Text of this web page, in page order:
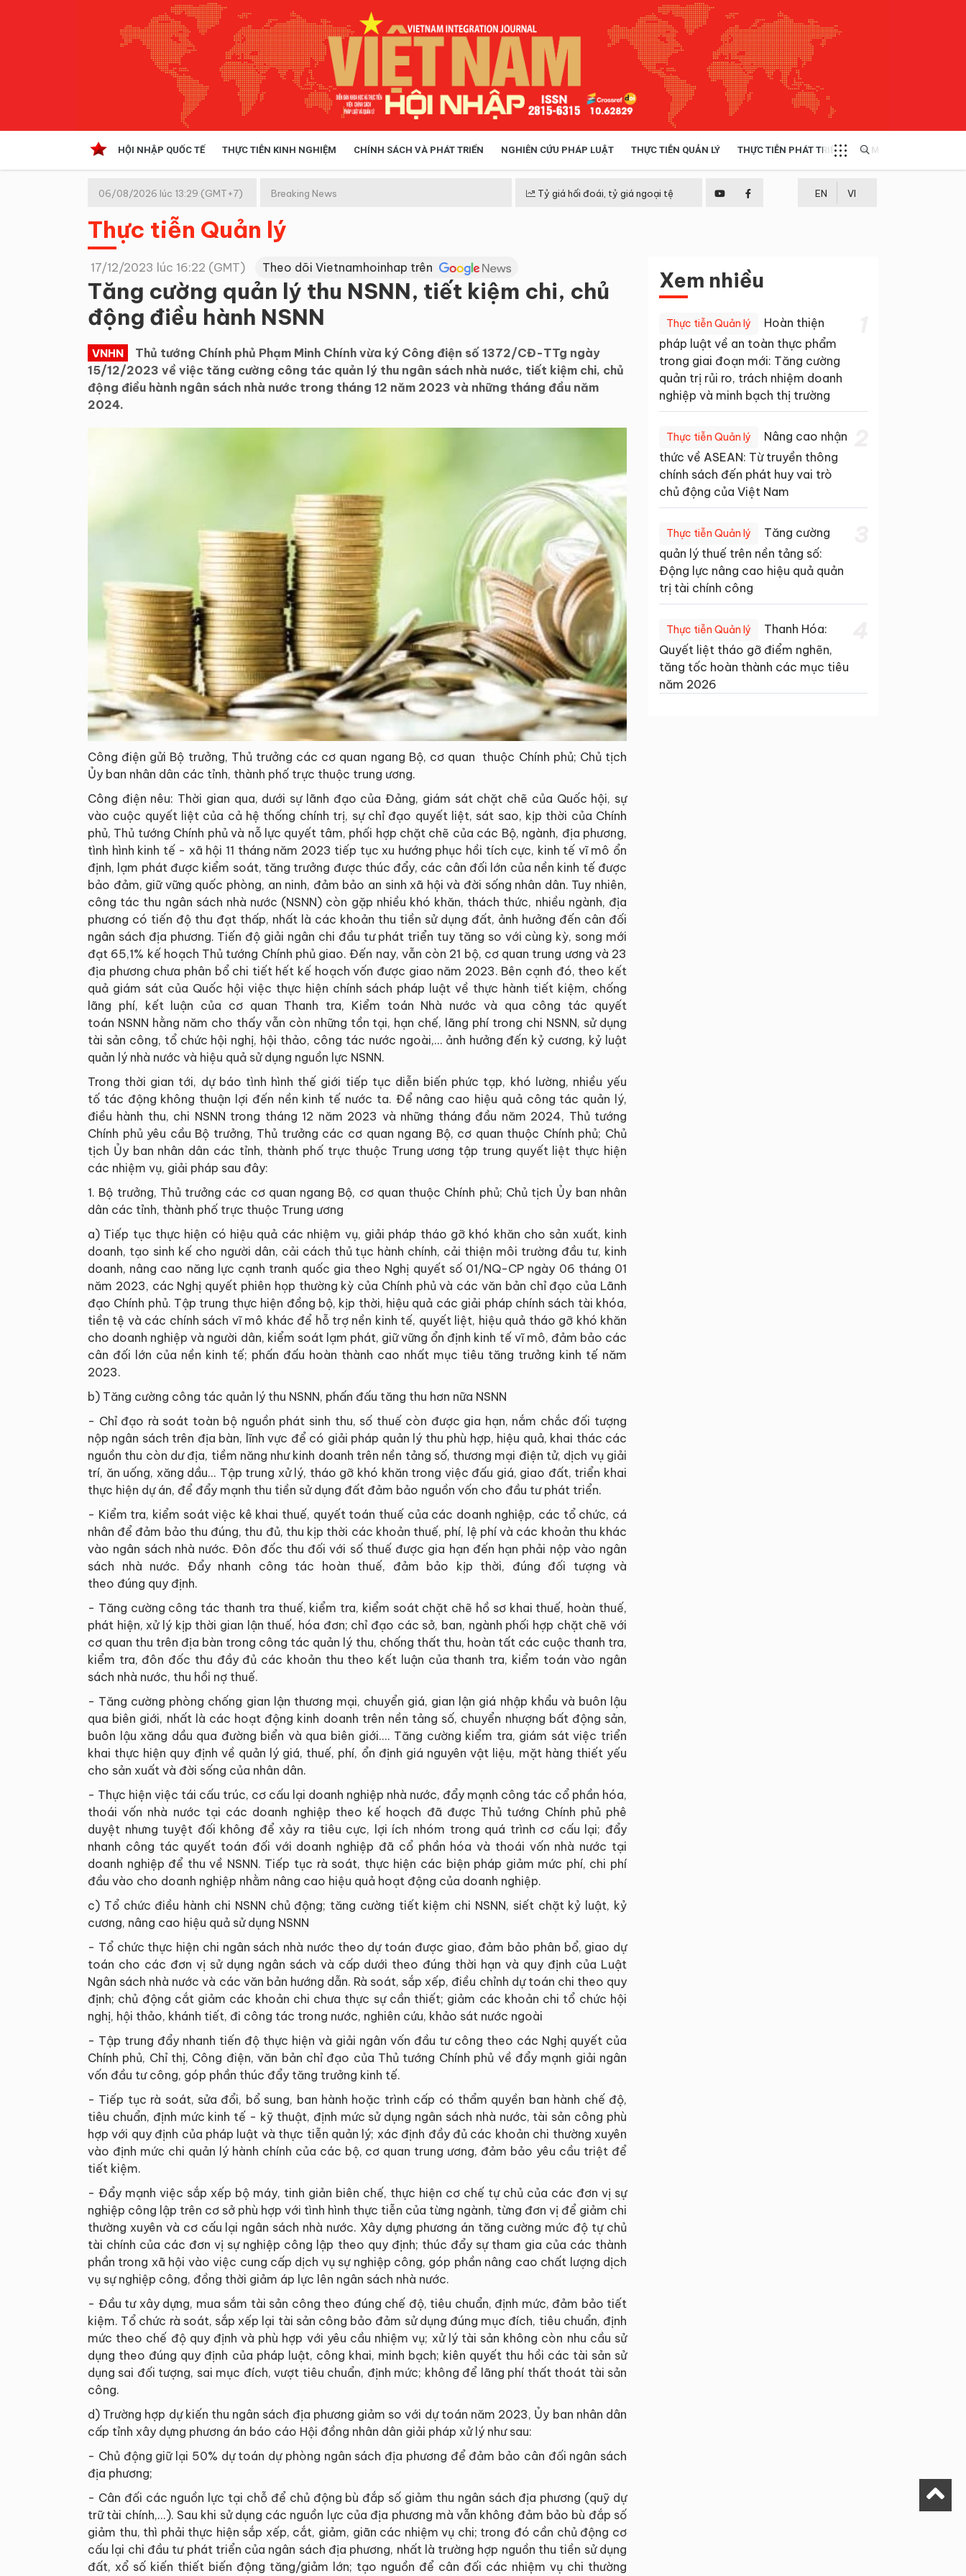
HỘI NHẬP QUỐC TẾ THỰC TIỄN KINH NGHIỆM CHÍNH SÁCH VÀ PHÁT TRIỂN NGHIÊN CỨU PHÁP LUẬT THỰC TIỄN QUẢN LÝ THỰC TIỄN PHÁT TRIỂN MULTIMEDIA
Kinh tế hội nhập
Doanh nghiệp
06/08/2026 lúc 13:29 (GMT+7) Breaking News Tỷ giá hối đoái, tỷ giá ngoại tệ EN VI
Thực tiễn Quản lý
17/12/2023 lúc 16:22 (GMT) Theo dõi Vietnamhoinhap trên
Tăng cường quản lý thu NSNN, tiết kiệm chi, chủ
động điều hành NSNN
VNHN
Thủ tướng Chính phủ Phạm Minh Chính vừa ký Công điện số 1372/CĐ-TTg ngày
15/12/2023 về việc tăng cường công tác quản lý thu ngân sách nhà nước, tiết kiệm chi, chủ
động điều hành ngân sách nhà nước trong tháng 12 năm 2023 và những tháng đầu năm
2024.
Công điện gửi Bộ trưởng, Thủ trưởng các cơ quan ngang Bộ, cơ quan thuộc Chính phủ; Chủ tịch
Ủy ban nhân dân các tỉnh, thành phố trực thuộc trung ương.
Công điện nêu: Thời gian qua, dưới sự lãnh đạo của Đảng, giám sát chặt chẽ của Quốc hội, sự
vào cuộc quyết liệt của cả hệ thống chính trị, sự chỉ đạo quyết liệt, sát sao, kịp thời của Chính
phủ, Thủ tướng Chính phủ và nỗ lực quyết tâm, phối hợp chặt chẽ của các Bộ, ngành, địa phương,
tình hình kinh tế - xã hội 11 tháng năm 2023 tiếp tục xu hướng phục hồi tích cực, kinh tế vĩ mô ổn
định, lạm phát được kiểm soát, tăng trưởng được thúc đẩy, các cân đối lớn của nền kinh tế được
bảo đảm, giữ vững quốc phòng, an ninh, đảm bảo an sinh xã hội và đời sống nhân dân. Tuy nhiên,
công tác thu ngân sách nhà nước (NSNN) còn gặp nhiều khó khăn, thách thức, nhiều ngành, địa
phương có tiến độ thu đạt thấp, nhất là các khoản thu tiền sử dụng đất, ảnh hưởng đến cân đối
ngân sách địa phương. Tiến độ giải ngân chi đầu tư phát triển tuy tăng so với cùng kỳ, song mới
đạt 65,1% kế hoạch Thủ tướng Chính phủ giao. Đến nay, vẫn còn 21 bộ, cơ quan trung ương và 23
địa phương chưa phân bổ chi tiết hết kế hoạch vốn được giao năm 2023. Bên cạnh đó, theo kết
quả giám sát của Quốc hội việc thực hiện chính sách pháp luật về thực hành tiết kiệm, chống
lãng phí, kết luận của cơ quan Thanh tra, Kiểm toán Nhà nước và qua công tác quyết
toán NSNN hằng năm cho thấy vẫn còn những tồn tại, hạn chế, lãng phí trong chi NSNN, sử dụng
tài sản công, tổ chức hội nghị, hội thảo, công tác nước ngoài,… ảnh hưởng đến kỷ cương, kỷ luật
quản lý nhà nước và hiệu quả sử dụng nguồn lực NSNN.
Trong thời gian tới, dự báo tình hình thế giới tiếp tục diễn biến phức tạp, khó lường, nhiều yếu
tố tác động không thuận lợi đến nền kinh tế nước ta. Để nâng cao hiệu quả công tác quản lý,
điều hành thu, chi NSNN trong tháng 12 năm 2023 và những tháng đầu năm 2024, Thủ tướng
Chính phủ yêu cầu Bộ trưởng, Thủ trưởng các cơ quan ngang Bộ, cơ quan thuộc Chính phủ; Chủ
tịch Ủy ban nhân dân các tỉnh, thành phố trực thuộc Trung ương tập trung quyết liệt thực hiện
các nhiệm vụ, giải pháp sau đây:
1. Bộ trưởng, Thủ trưởng các cơ quan ngang Bộ, cơ quan thuộc Chính phủ; Chủ tịch Ủy ban nhân
dân các tỉnh, thành phố trực thuộc Trung ương
a) Tiếp tục thực hiện có hiệu quả các nhiệm vụ, giải pháp tháo gỡ khó khăn cho sản xuất, kinh
doanh, tạo sinh kế cho người dân, cải cách thủ tục hành chính, cải thiện môi trường đầu tư, kinh
doanh, nâng cao năng lực cạnh tranh quốc gia theo Nghị quyết số 01/NQ-CP ngày 06 tháng 01
năm 2023, các Nghị quyết phiên họp thường kỳ của Chính phủ và các văn bản chỉ đạo của Lãnh
đạo Chính phủ. Tập trung thực hiện đồng bộ, kịp thời, hiệu quả các giải pháp chính sách tài khóa,
tiền tệ và các chính sách vĩ mô khác để hỗ trợ nền kinh tế, quyết liệt, hiệu quả tháo gỡ khó khăn
cho doanh nghiệp và người dân, kiểm soát lạm phát, giữ vững ổn định kinh tế vĩ mô, đảm bảo các
cân đối lớn của nền kinh tế; phấn đấu hoàn thành cao nhất mục tiêu tăng trưởng kinh tế năm
2023.
b) Tăng cường công tác quản lý thu NSNN, phấn đấu tăng thu hơn nữa NSNN
- Chỉ đạo rà soát toàn bộ nguồn phát sinh thu, số thuế còn được gia hạn, nắm chắc đối tượng
nộp ngân sách trên địa bàn, lĩnh vực để có giải pháp quản lý thu phù hợp, hiệu quả, khai thác các
nguồn thu còn dư địa, tiềm năng như kinh doanh trên nền tảng số, thương mại điện tử, dịch vụ giải
trí, ăn uống, xăng dầu... Tập trung xử lý, tháo gỡ khó khăn trong việc đấu giá, giao đất, triển khai
thực hiện dự án, để đẩy mạnh thu tiền sử dụng đất đảm bảo nguồn vốn cho đầu tư phát triển.
- Kiểm tra, kiểm soát việc kê khai thuế, quyết toán thuế của các doanh nghiệp, các tổ chức, cá
nhân để đảm bảo thu đúng, thu đủ, thu kịp thời các khoản thuế, phí, lệ phí và các khoản thu khác
vào ngân sách nhà nước. Đôn đốc thu đối với số thuế được gia hạn đến hạn phải nộp vào ngân
sách nhà nước. Đẩy nhanh công tác hoàn thuế, đảm bảo kịp thời, đúng đối tượng và
theo đúng quy định.
- Tăng cường công tác thanh tra thuế, kiểm tra, kiểm soát chặt chẽ hồ sơ khai thuế, hoàn thuế,
phát hiện, xử lý kịp thời gian lận thuế, hóa đơn; chỉ đạo các sở, ban, ngành phối hợp chặt chẽ với
cơ quan thu trên địa bàn trong công tác quản lý thu, chống thất thu, hoàn tất các cuộc thanh tra,
kiểm tra, đôn đốc thu đầy đủ các khoản thu theo kết luận của thanh tra, kiểm toán vào ngân
sách nhà nước, thu hồi nợ thuế.
- Tăng cường phòng chống gian lận thương mại, chuyển giá, gian lận giá nhập khẩu và buôn lậu
qua biên giới, nhất là các hoạt động kinh doanh trên nền tảng số, chuyển nhượng bất động sản,
buôn lậu xăng dầu qua đường biển và qua biên giới.... Tăng cường kiểm tra, giám sát việc triển
khai thực hiện quy định về quản lý giá, thuế, phí, ổn định giá nguyên vật liệu, mặt hàng thiết yếu
cho sản xuất và đời sống của nhân dân.
- Thực hiện việc tái cấu trúc, cơ cấu lại doanh nghiệp nhà nước, đẩy mạnh công tác cổ phần hóa,
thoái vốn nhà nước tại các doanh nghiệp theo kế hoạch đã được Thủ tướng Chính phủ phê
duyệt nhưng tuyệt đối không để xảy ra tiêu cực, lợi ích nhóm trong quá trình cơ cấu lại; đẩy
nhanh công tác quyết toán đối với doanh nghiệp đã cổ phần hóa và thoái vốn nhà nước tại
doanh nghiệp để thu về NSNN. Tiếp tục rà soát, thực hiện các biện pháp giảm mức phí, chi phí
đầu vào cho doanh nghiệp nhằm nâng cao hiệu quả hoạt động của doanh nghiệp.
c) Tổ chức điều hành chi NSNN chủ động; tăng cường tiết kiệm chi NSNN, siết chặt kỷ luật, kỷ
cương, nâng cao hiệu quả sử dụng NSNN
- Tổ chức thực hiện chi ngân sách nhà nước theo dự toán được giao, đảm bảo phân bổ, giao dự
toán cho các đơn vị sử dụng ngân sách và cấp dưới theo đúng thời hạn và quy định của Luật
Ngân sách nhà nước và các văn bản hướng dẫn. Rà soát, sắp xếp, điều chỉnh dự toán chi theo quy
định; chủ động cắt giảm các khoản chi chưa thực sự cần thiết; giảm các khoản chi tổ chức hội
nghị, hội thảo, khánh tiết, đi công tác trong nước, nghiên cứu, khảo sát nước ngoài
- Tập trung đẩy nhanh tiến độ thực hiện và giải ngân vốn đầu tư công theo các Nghị quyết của
Chính phủ, Chỉ thị, Công điện, văn bản chỉ đạo của Thủ tướng Chính phủ về đẩy mạnh giải ngân
vốn đầu tư công, góp phần thúc đẩy tăng trưởng kinh tế.
- Tiếp tục rà soát, sửa đổi, bổ sung, ban hành hoặc trình cấp có thẩm quyền ban hành chế độ,
tiêu chuẩn, định mức kinh tế - kỹ thuật, định mức sử dụng ngân sách nhà nước, tài sản công phù
hợp với quy định của pháp luật và thực tiễn quản lý; xác định đầy đủ các khoản chi thường xuyên
vào định mức chi quản lý hành chính của các bộ, cơ quan trung ương, đảm bảo yêu cầu triệt để
tiết kiệm.
- Đẩy mạnh việc sắp xếp bộ máy, tinh giản biên chế, thực hiện cơ chế tự chủ của các đơn vị sự
nghiệp công lập trên cơ sở phù hợp với tình hình thực tiễn của từng ngành, từng đơn vị để giảm chi
thường xuyên và cơ cấu lại ngân sách nhà nước. Xây dựng phương án tăng cường mức độ tự chủ
tài chính của các đơn vị sự nghiệp công lập theo quy định; thúc đẩy sự tham gia của các thành
phần trong xã hội vào việc cung cấp dịch vụ sự nghiệp công, góp phần nâng cao chất lượng dịch
vụ sự nghiệp công, đồng thời giảm áp lực lên ngân sách nhà nước.
- Đầu tư xây dựng, mua sắm tài sản công theo đúng chế độ, tiêu chuẩn, định mức, đảm bảo tiết
kiệm. Tổ chức rà soát, sắp xếp lại tài sản công bảo đảm sử dụng đúng mục đích, tiêu chuẩn, định
mức theo chế độ quy định và phù hợp với yêu cầu nhiệm vụ; xử lý tài sản không còn nhu cầu sử
dụng theo đúng quy định của pháp luật, công khai, minh bạch; kiên quyết thu hồi các tài sản sử
dụng sai đối tượng, sai mục đích, vượt tiêu chuẩn, định mức; không để lãng phí thất thoát tài sản
công.
d) Trường hợp dự kiến thu ngân sách địa phương giảm so với dự toán năm 2023, Ủy ban nhân dân
cấp tỉnh xây dựng phương án báo cáo Hội đồng nhân dân giải pháp xử lý như sau:
- Chủ động giữ lại 50% dự toán dự phòng ngân sách địa phương để đảm bảo cân đối ngân sách
địa phương;
- Cân đối các nguồn lực tại chỗ để chủ động bù đắp số giảm thu ngân sách địa phương (quỹ dự
trữ tài chính,...). Sau khi sử dụng các nguồn lực của địa phương mà vẫn không đảm bảo bù đắp số
giảm thu, thì phải thực hiện sắp xếp, cắt, giảm, giãn các nhiệm vụ chi; trong đó cần chủ động cơ
cấu lại chi đầu tư phát triển của ngân sách địa phương, nhất là trường hợp nguồn thu tiền sử dụng
đất, xổ số kiến thiết biến động tăng/giảm lớn; tạo nguồn để cân đối các nhiệm vụ chi thường
Xem nhiều
Thực tiễn Quản lý
Hoàn thiện
pháp luật về an toàn thực phẩm
trong giai đoạn mới: Tăng cường
quản trị rủi ro, trách nhiệm doanh
nghiệp và minh bạch thị trường
Thực tiễn Quản lý
Nâng cao nhận
thức về ASEAN: Từ truyền thông
chính sách đến phát huy vai trò
chủ động của Việt Nam
Thực tiễn Quản lý
Tăng cường
quản lý thuế trên nền tảng số:
Động lực nâng cao hiệu quả quản
trị tài chính công
Thực tiễn Quản lý
Thanh Hóa:
Quyết liệt tháo gỡ điểm nghẽn,
tăng tốc hoàn thành các mục tiêu
năm 2026